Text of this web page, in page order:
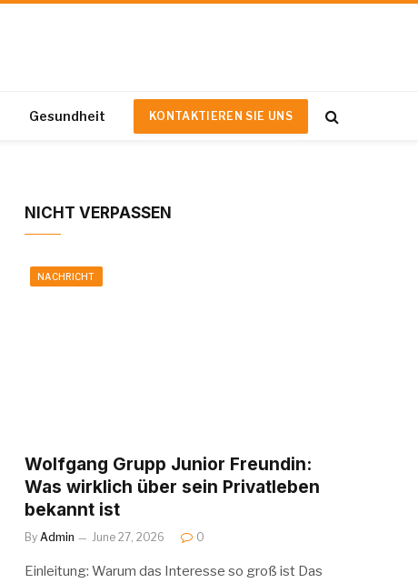
Gesundheit KONTAKTIEREN SIE UNS
NICHT VERPASSEN
NACHRICHT
Wolfgang Grupp Junior Freundin:
Was wirklich über sein Privatleben
bekannt ist
By Admin June 27, 2026 0
Einleitung: Warum das Interesse so groß ist Das